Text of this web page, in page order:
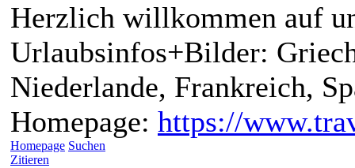
Herzlich willkommen auf
Urlaubsinfos+Bilder:
Niederlande, Frankreich,
Homepage: https://
Homepage Suchen
Zitieren